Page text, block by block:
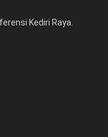
Kediri Raya.